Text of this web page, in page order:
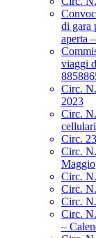
di gara
aperta
viaggi
Circ.
2023
Circ.
Circ.
Circ.
Maggio
Circ.
Circ.
Circ.
Circ.
–